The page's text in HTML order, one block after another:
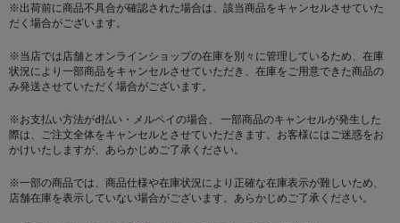
※出荷前に商品不具合が確認された場合は、該当商品をキャンセルさせていた
だく場合がございます。
※当店では店舗とオンラインショップの在庫を別々に管理しているため、在庫
状況により一部商品をキャンセルさせていただき、在庫をご用意できた商品の
み発送させていただく場合がございます。
※お支払い方法がd払い・メルペイの場合、 一部商品のキャンセルが発生した
際は、ご注文全体をキャンセルとさせていただきます。お客様にはご迷惑をお
かけいたしますが、あらかじめご了承ください。
※一部の商品では、商品仕様や在庫状況により正確な在庫表示が難しいため、
店舗在庫を表示していない場合がございます。あらかじめご了承ください。